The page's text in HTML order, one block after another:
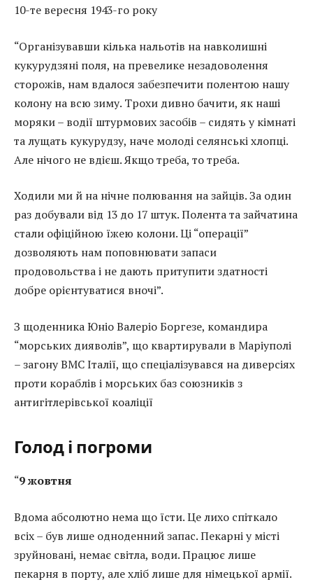
10-те вересня 1943-го року
“Організувавши кілька нальотів на навколишні
кукурудзяні поля, на превелике незадоволення
сторожів, нам вдалося забезпечити полентою нашу
колону на всю зиму. Трохи дивно бачити, як наші
моряки – водії штурмових засобів – сидять у кімнаті
та лущать кукурудзу, наче молоді селянські хлопці.
Але нічого не вдієш. Якщо треба, то треба.
Ходили ми й на нічне полювання на зайців. За один
раз добували від 13 до 17 штук. Полента та зайчатина
стали офіційною їжею колони. Ці “операції”
дозволяють нам поповнювати запаси
продовольства і не дають притупити здатності
добре орієнтуватися вночі”.
З щоденника Юніо Валеріо Боргезе, командира
“морських дияволів”, що квартирували в Маріуполі
– загону ВМС Італії, що спеціалізувався на диверсіях
проти кораблів і морських баз союзників з
антигітлерівської коаліції
Голод і погроми
“9 жовтня
Вдома абсолютно нема що їсти. Це лихо спіткало
всіх – був лише одноденний запас. Пекарні у місті
зруйновані, немає світла, води. Працює лише
пекарня в порту, але хліб лише для німецької армії.